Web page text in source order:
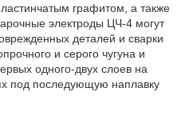
графитом, а также
электроды ЦЧ-4 могут
деталей и сварки
и серого чугуна и
одного-двух слоев на
под последующую наплавку